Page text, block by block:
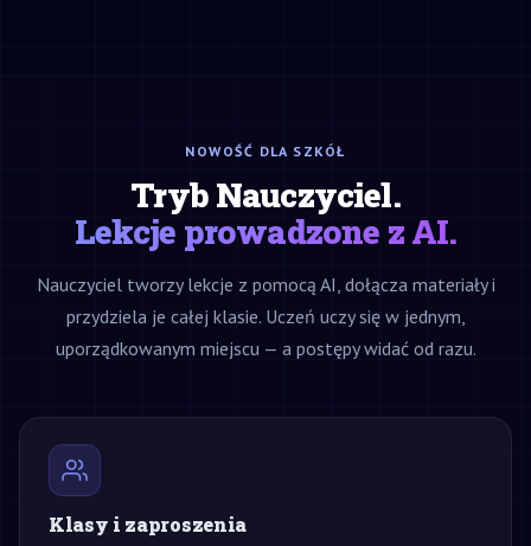
NOWOŚĆ DLA SZKÓŁ
Tryb Nauczyciel.
Lekcje prowadzone z AI.
Nauczyciel tworzy lekcje z pomocą AI, dołącza materiały i
przydziela je całej klasie. Uczeń uczy się w jednym,
uporządkowanym miejscu — a postępy widać od razu.
Klasy i zaproszenia